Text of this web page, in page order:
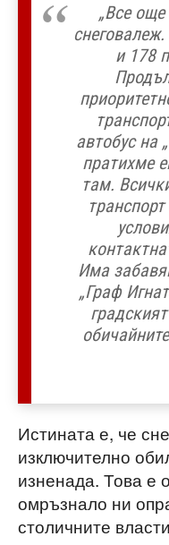
„Все
и 178
автобус на
пратихме
там.
Има
„Граф
Истината е, че
изключително
изненада. Това е
омръзнало ни
столичните